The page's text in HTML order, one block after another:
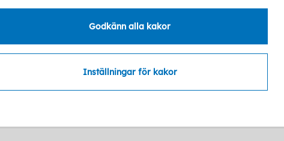
Maila oss på
kulturskolan@karlsborg.se
Godkänn alla kakor
Inställningar för kakor